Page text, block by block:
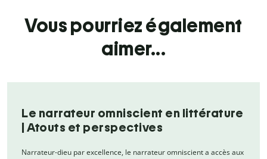
Vous pourriez également
aimer...
Le narrateur omniscient en littérature
| Atouts et perspectives
Narrateur-dieu par excellence, le narrateur omniscient a accès aux